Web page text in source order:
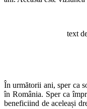
text
În următorii ani, sper ca
în România. Sper ca
beneficiind de aceleași